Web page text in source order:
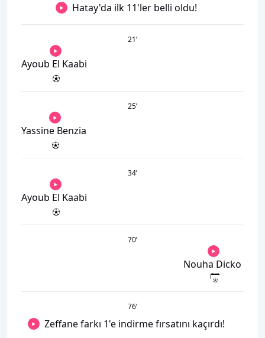
Hatay'da ilk 11'ler belli oldu!
21’
Ayoub El Kaabi
25’
Yassine Benzia
34’
Ayoub El Kaabi
70’
Nouha Dicko
76’
Zeffane farkı 1'e indirme fırsatını kaçırdı!